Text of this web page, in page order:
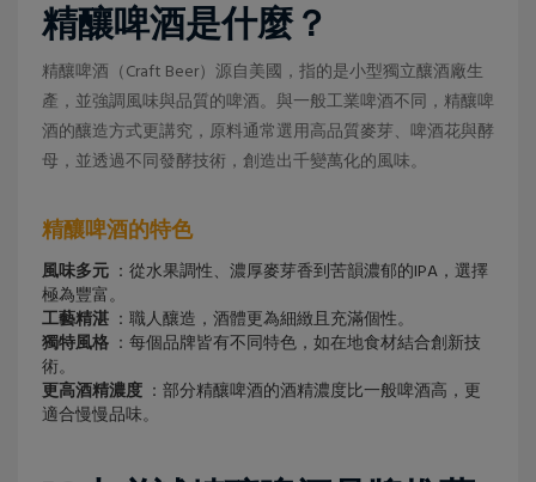
精釀啤酒是什麼？
精釀啤酒（Craft Beer）源自美國，指的是小型獨立釀酒廠生
產，並強調風味與品質的啤酒。與一般工業啤酒不同，精釀啤
酒的釀造方式更講究，原料通常選用高品質麥芽、啤酒花與酵
母，並透過不同發酵技術，創造出千變萬化的風味。
精釀啤酒的特色
風味多元 ：從水果調性、濃厚麥芽香到苦韻濃郁的IPA，選擇
極為豐富。
工藝精湛 ：職人釀造，酒體更為細緻且充滿個性。
獨特風格 ：每個品牌皆有不同特色，如在地食材結合創新技
術。
更高酒精濃度 ：部分精釀啤酒的酒精濃度比一般啤酒高，更
適合慢慢品味。